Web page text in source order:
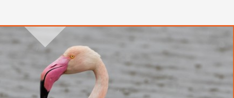
Natural del Garraf a la
tardor
03/10/2026 08:00
03/10/2026 13:00